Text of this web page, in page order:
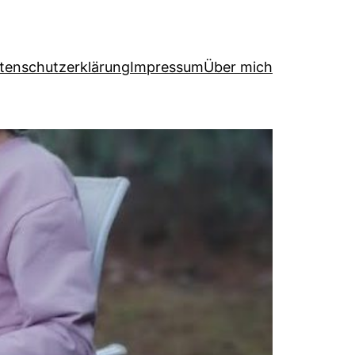
ImpressumÜber mich